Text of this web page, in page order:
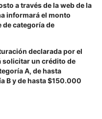
a través de la web de la
informará el monto
de categoría de
declarada por el
un crédito de
A, de hasta
B y de hasta $150.000